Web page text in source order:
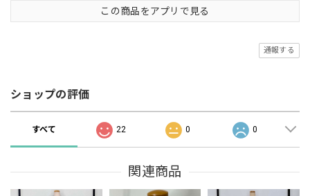
この商品をアプリで見る
通報する
ショップの評価
すべて 22 0 0
関連商品